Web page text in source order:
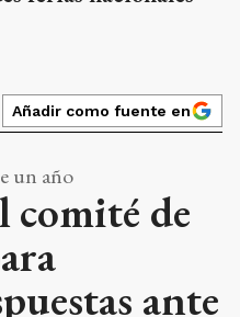
Añadir como fuente en
un año
comité de
ante